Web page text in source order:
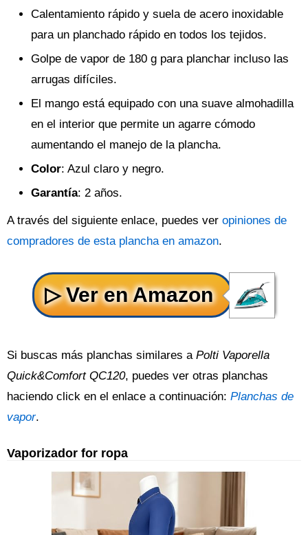
Calentamiento rápido y suela de acero inoxidable
para un planchado rápido en todos los tejidos.
Golpe de vapor de 180 g para planchar incluso las
arrugas difíciles.
El mango está equipado con una suave almohadilla
en el interior que permite un agarre cómodo
aumentando el manejo de la plancha.
Color: Azul claro y negro.
Garantía: 2 años.
A través del siguiente enlace, puedes ver opiniones de
compradores de esta plancha en amazon.
Si buscas más planchas similares a Polti Vaporella
Quick&Comfort QC120, puedes ver otras planchas
haciendo click en el enlace a continuación: Planchas de
vapor.
Vaporizador for ropa